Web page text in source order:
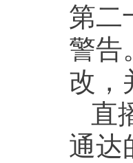
第二
警告
改，
直
通达